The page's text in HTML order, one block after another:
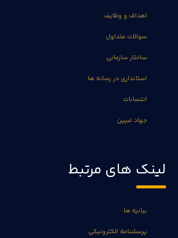
اهداف و وظایف
سوالات متداول
ساختار سازمانی
استانداری در رسانه ها
انتصابات
جهاد تبیین
لینک های مرتبط
بیانیه ها
پرسشنامه الکترونیکی